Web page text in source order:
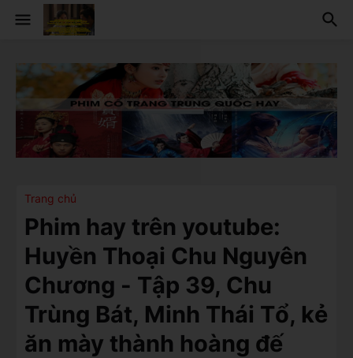
Trang chủ
Phim hay trên youtube:
Huyền Thoại Chu Nguyên
Chương - Tập 39, Chu
Trùng Bát, Minh Thái Tổ, kẻ
ăn mày thành hoàng đế